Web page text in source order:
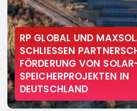
RP GLOBAL UND
SCHLIESSEN
ÖRDERUNG VON SOLAR-
PEICHERPROJEKTEN IN D
EUTSCHLAND